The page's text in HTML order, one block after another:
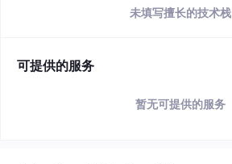
未填写擅长的技术栈
可提供的服务
暂无可提供的服务